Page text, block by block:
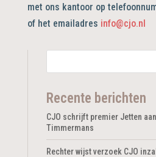
met ons kantoor op
of het emailadres info@cjo.nl
Recente berichten
CJO schrijft premier Jetten
Timmermans
Rechter wijst verzoek CJO